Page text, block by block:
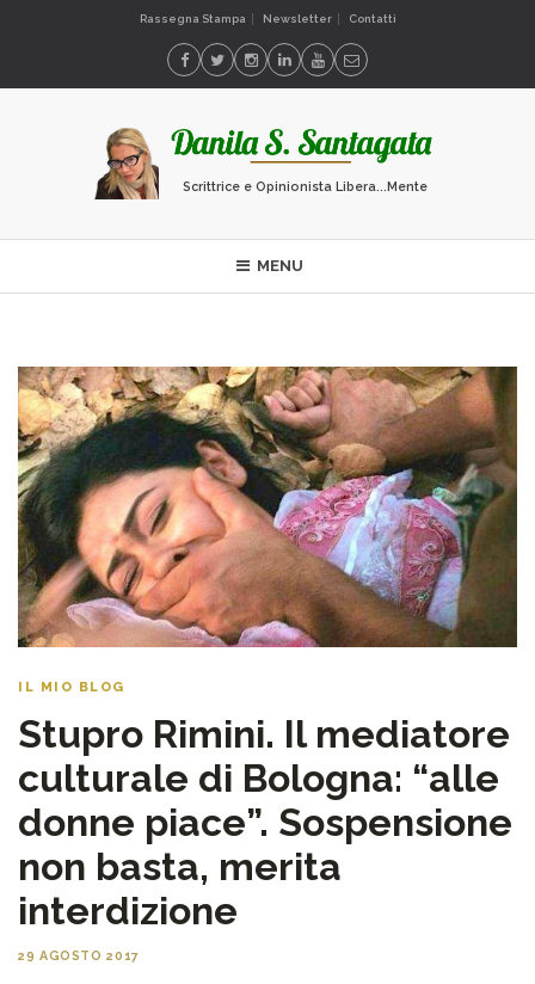
Rassegna Stampa Newsletter Contatti
Scrittrice e Opinionista Libera...Mente
MENU
IL MIO BLOG
Stupro Rimini. Il mediatore
culturale di Bologna: “alle
donne piace”. Sospensione
non basta, merita
interdizione
29 AGOSTO 2017